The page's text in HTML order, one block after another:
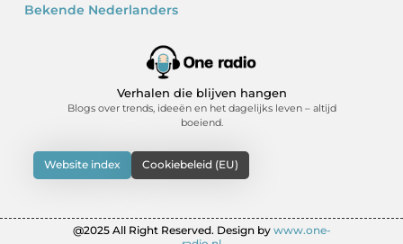
Bekende Nederlanders
Verhalen die blijven hangen
Blogs over trends, ideeën en het dagelijks leven – altijd
boeiend.
Website index Cookiebeleid (EU)
@2025 All Right Reserved. Design by www.one-